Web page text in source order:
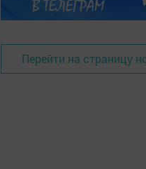
Перейти на страницу